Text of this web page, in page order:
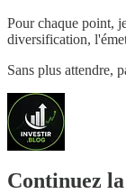
Pour chaque point,
diversification,
Sans plus attendre,
Continuez